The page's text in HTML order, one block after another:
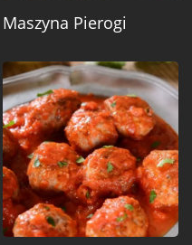
Maszyna Pierogi